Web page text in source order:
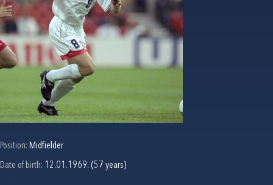
Position: Midfielder
Date of birth: 12.01.1969. (57 years)